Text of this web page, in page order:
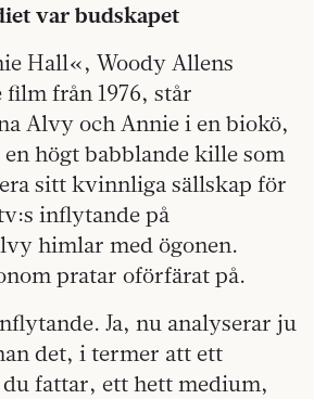
var budskapet
Hall«, Woody Allens
film från 1976, står
Alvy och Annie i en biokö,
högt babblande kille som
sitt kvinnliga sällskap för
inflytande på
himlar med ögonen.
pratar oförfärat på.
Ja, nu analyserar ju
det, i termer att ett
fattar, ett hett medium,